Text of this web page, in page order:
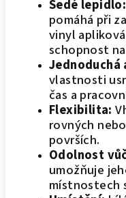
Šedé lepidlo:
pomáhá při
vinyl
schopnost
Jednoduchá
vlastnosti
čas a
Flexibilita:
rovných
površích.
Odolnost
umožňuje
místnostech